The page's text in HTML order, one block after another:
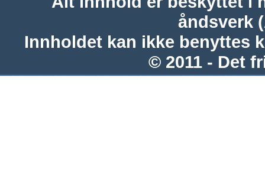
åndsverk
Innholdet kan ikke benyttes
© 2011 - Det